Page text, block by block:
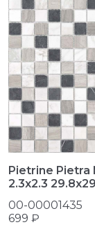
Pietrine Pietra
2.3х2.3
00-00001435
699 ₽